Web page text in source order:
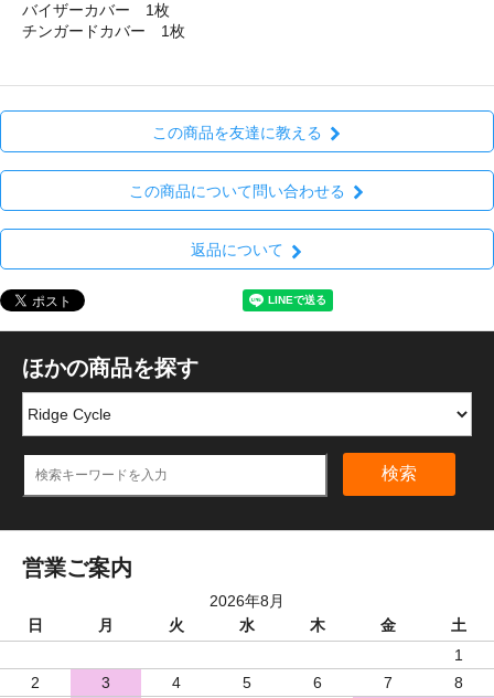
バイザーカバー 1枚
チンガードカバー 1枚
この商品を友達に教える
この商品について問い合わせる
返品について
ほかの商品を探す
検索
営業ご案内
2026年8月
日
月 火 水 木 金
土
1
2
3 4 5 6 7
8